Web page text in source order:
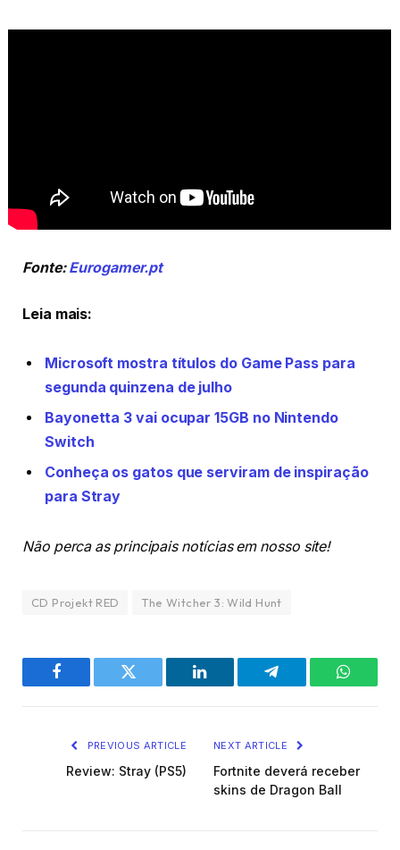
Fonte:Eurogamer.pt
Leia mais:
Microsoft mostra títulos do Game Pass para
segunda quinzena de julho
Bayonetta 3 vai ocupar 15GB no Nintendo
Switch
Conheça os gatos que serviram de inspiração
para Stray
Não perca as principais notícias em nosso site!
CD Projekt RED The Witcher 3: Wild Hunt
Facebook Twitter LinkedIn Telegram
PREVIOUS ARTICLE
Review: Stray (PS5)
NEXT ARTICLE
Fortnite deverá receber
skins de Dragon Ball